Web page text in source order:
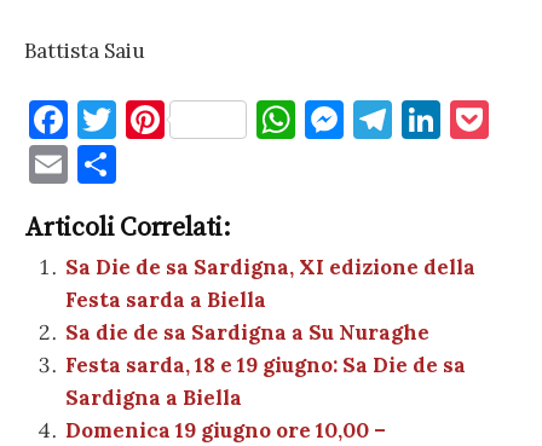
Battista Saiu
F
a
c
e
b
o
o
k
T
te
r
Pi
es
t
W
A
p
p
M
g
er
T
a
m
Li
dI
E
m
ai
l
o
n
di
vi
di
Articoli Correlati:
Sa Die de sa Sardigna, XI edizione della
Festa sarda a Biella
Sa die de sa Sardigna a Su Nuraghe
Festa sarda, 18 e 19 giugno: Sa Die de sa
Sardigna a Biella
Domenica 19 giugno ore 10,00 –